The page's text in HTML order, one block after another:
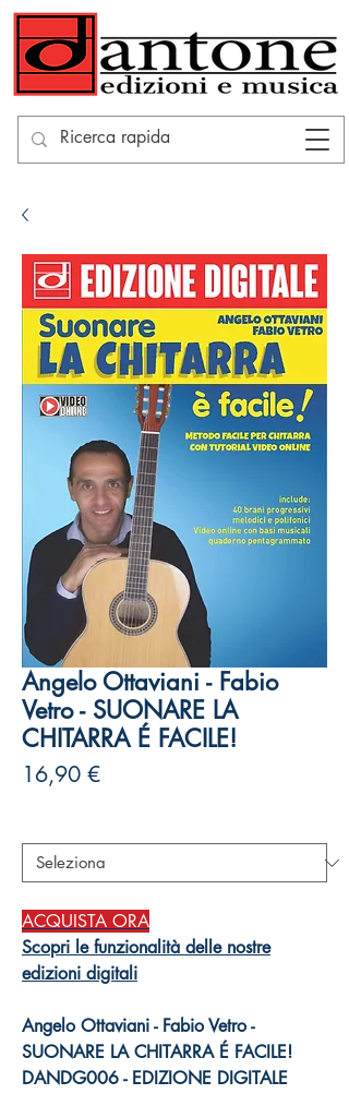
Angelo Ottaviani - Fabio
Vetro - SUONARE LA
CHITARRA É FACILE!
16,90 €Prezzo
ACQUISTA ORA
Scopri le funzionalità delle nostre
edizioni digitali
Angelo Ottaviani - Fabio Vetro -
SUONARE LA CHITARRA É FACILE!
DANDG006 - EDIZIONE DIGITALE